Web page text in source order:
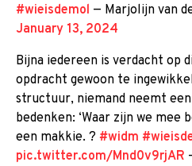
#wieisdemol — Marjolijn van
January 13, 2024
Bijna iedereen is verdacht op
opdracht gewoon te
structuur, niemand neemt
bedenken: ‘Waar zijn we mee
een makkie. ? #widm
pic.twitter.com/Mnd0v9rjAR